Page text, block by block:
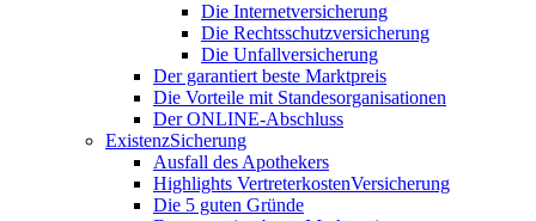
Die Internetversicherung
Die Rechtsschutzversicherung
Die Unfallversicherung
Der garantiert beste Marktpreis
Die Vorteile mit Standesorganisationen
Der ONLINE-Abschluss
ExistenzSicherung
Ausfall des Apothekers
Highlights VertreterkostenVersicherung
Die 5 guten Gründe